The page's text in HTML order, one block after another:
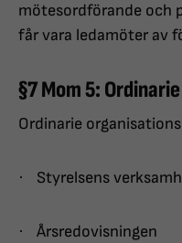
mötesordförande och
får vara ledamöter av
§7 Mom 5:
Ordinarie
· Styrelsens
· Årsredovisningen